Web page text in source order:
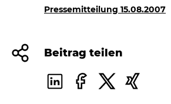
Pressemitteilung 15.08.2007
Beitrag teilen